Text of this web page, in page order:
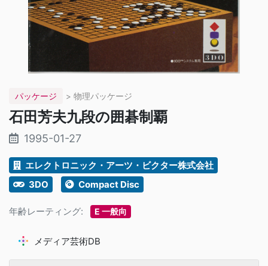
パッケージ > 物理パッケージ
石田芳夫九段の囲碁制覇
1995-01-27
エレクトロニック・アーツ・ビクター株式会社
3DO
Compact Disc
年齢レーティング: E 一般向
メディア芸術DB